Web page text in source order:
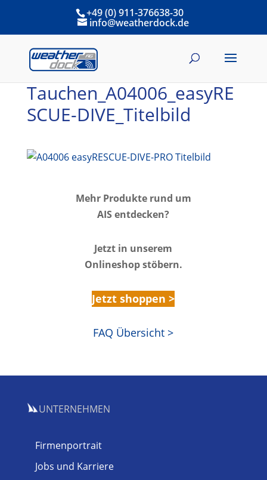
+49 (0) 911-376638-30
info@weatherdock.de
Tauchen_A04006_easyRE
SCUE-DIVE_Titelbild
Mehr Produkte rund um
AIS entdecken?
Jetzt in unserem
Onlineshop stöbern.
Jetzt shoppen >
FAQ Übersicht >
UNTERNEHMEN
Firmenportrait
Jobs und Karriere